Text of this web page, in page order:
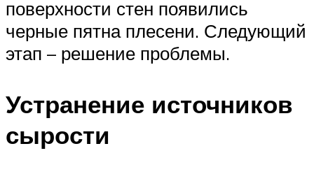
поверхности стен появились
черные пятна плесени. Следующий
этап – решение проблемы.
Устранение источников
сырости